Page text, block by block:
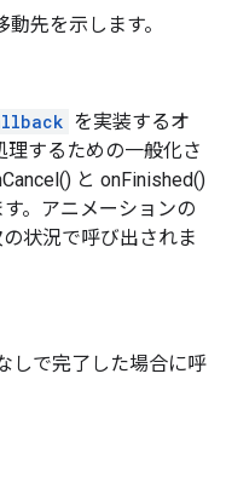
先を示します。
を実装するオ
理するための一般化さ
と onFinished()
。アニメーションの
状況で呼び出されま
しで完了した場合に呼